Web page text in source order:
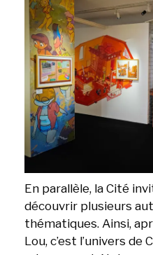
En parallèle, la Cité
découvrir plusieurs
thématiques. Ainsi,
Lou, c’est l’univers